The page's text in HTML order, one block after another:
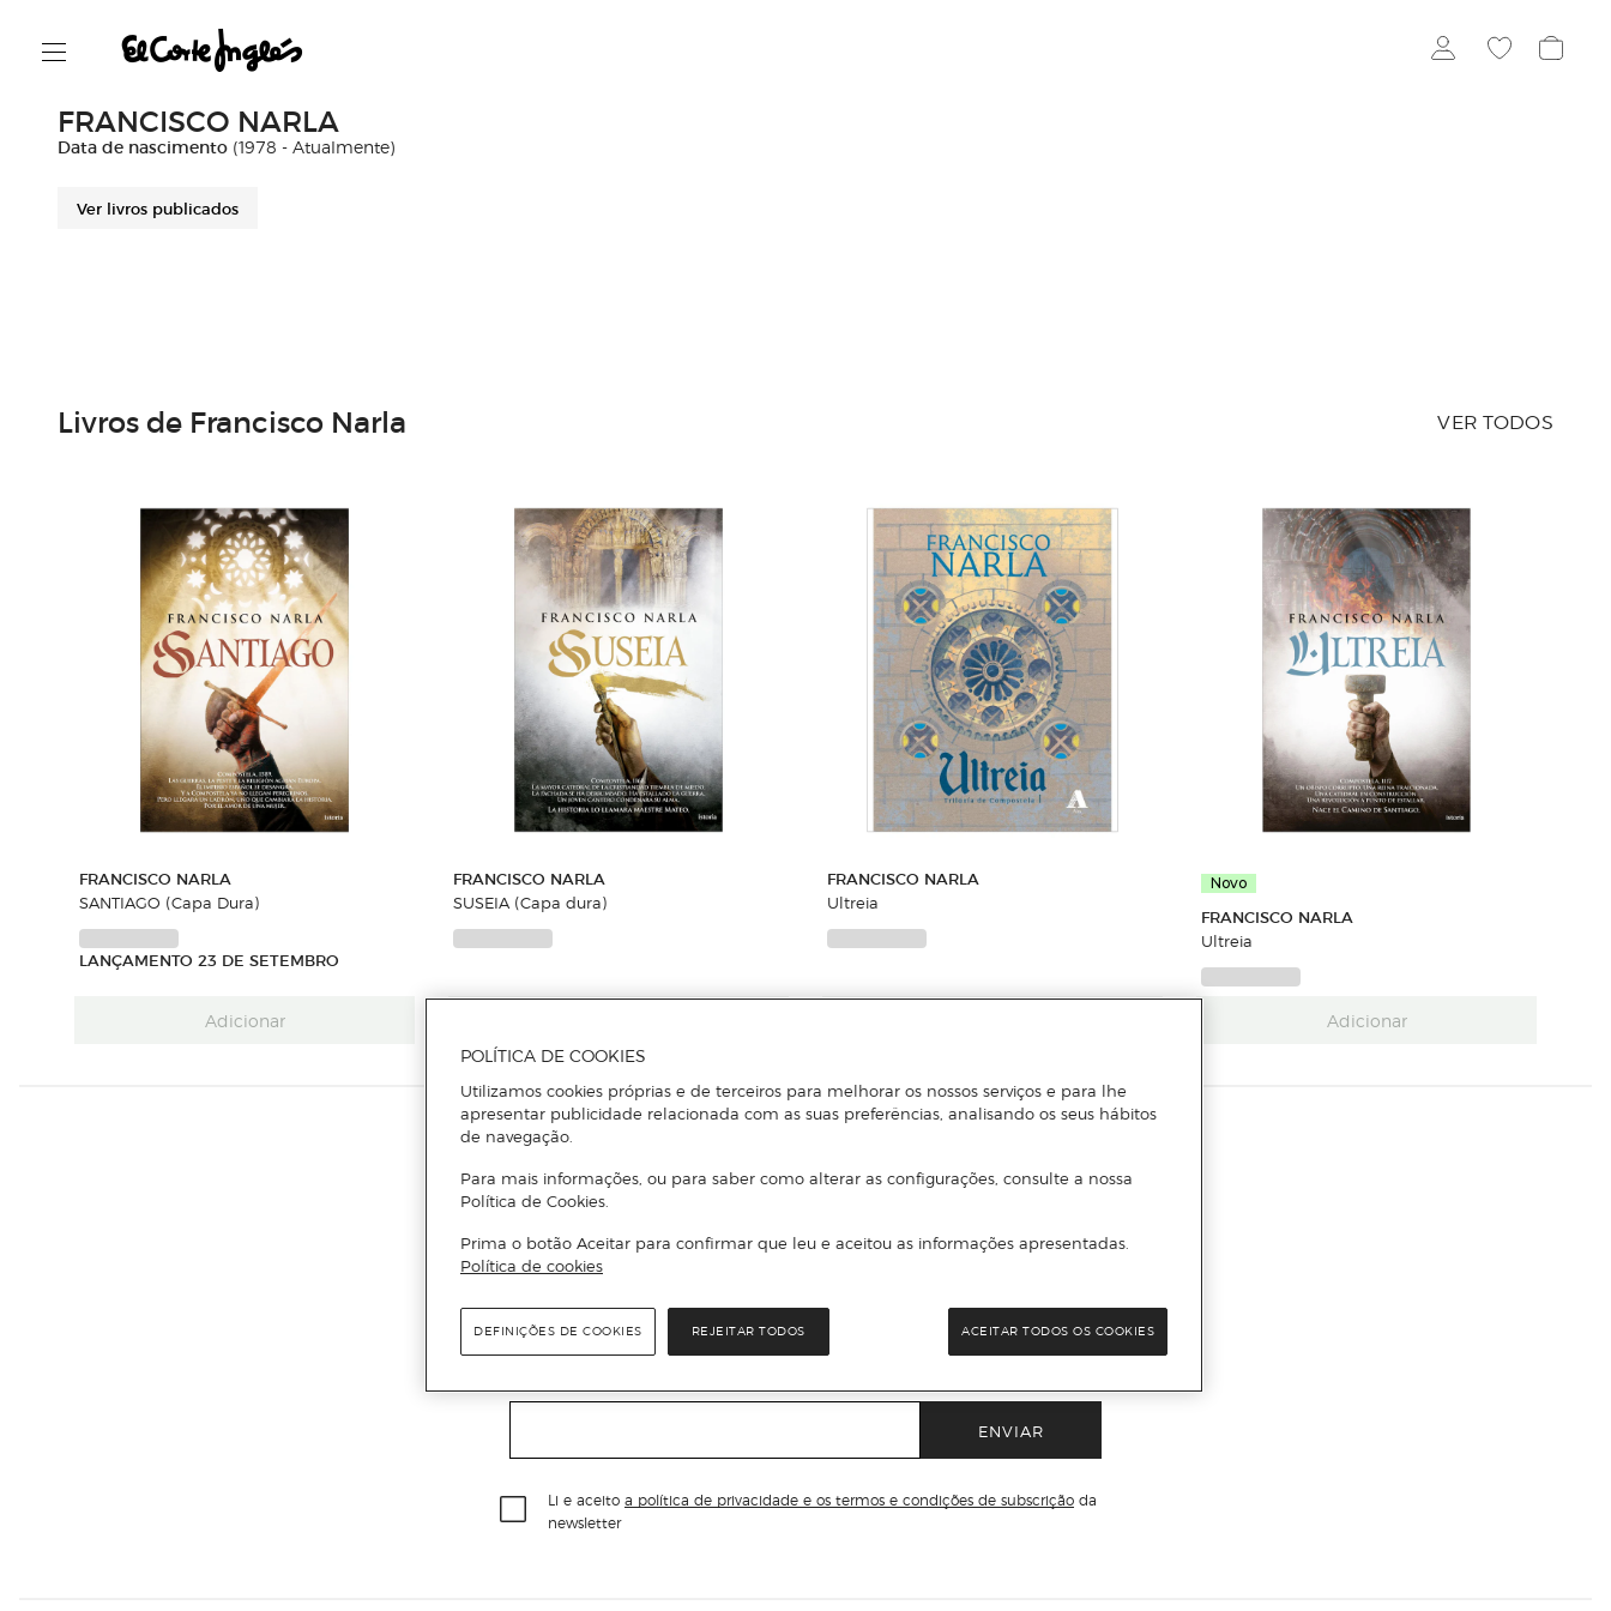
FRANCISCO NARLA
Data de nascimento (1978 - Atualmente)
Ver livros publicados
Livros de Francisco Narla VER TODOS
FRANCISCO NARLA
SANTIAGO (Capa Dura)
LANÇAMENTO 23 DE SETEMBRO
Adicionar
FRANCISCO NARLA
SUSEIA (Capa dura)
FRANCISCO NARLA
Ultreia
Novo
FRANCISCO NARLA
Ultreia
Adicionar
Receba todas as
novidades
Subscreva a nossa newsletter e seja o primeiro a conhecer todas as
novidades, promoções exclusivas e descontos.
ENVIAR
Li e aceito a política de privacidade e os termos e condições de subscrição da
newsletter
POLÍTICA DE COOKIES
Utilizamos cookies próprias e de terceiros para melhorar os nossos serviços e para lhe
apresentar publicidade relacionada com as suas preferências, analisando os seus hábitos
de navegação.
Para mais informações, ou para saber como alterar as configurações, consulte a nossa
Política de Cookies.
Prima o botão Aceitar para confirmar que leu e aceitou as informações apresentadas.
Política de cookies
REJEITAR TODOS ACEITAR TODOS OS COOKIES
DEFINIÇÕES DE COOKIES